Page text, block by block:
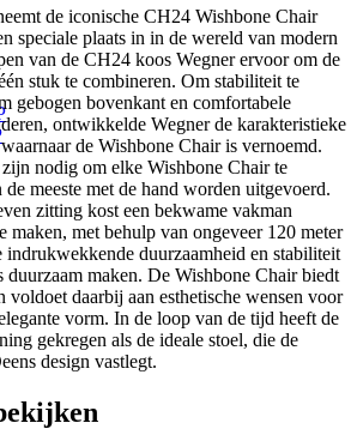
de iconische CH24 Wishbone Chair
speciale plaats in in de wereld van modern
van de CH24 koos Wegner ervoor om de
stuk te combineren. Om stabiliteit te
gebogen bovenkant en comfortabele
ontwikkelde Wegner de karakteristieke
de Wishbone Chair is vernoemd.
nodig om elke Wishbone Chair te
meeste met de hand worden uitgevoerd.
zitting kost een bekwame vakman
maken, met behulp van ongeveer 120 meter
indrukwekkende duurzaamheid en stabiliteit
duurzaam maken. De Wishbone Chair biedt
voldoet daarbij aan esthetische wensen voor
vorm. In de loop van de tijd heeft de
gekregen als de ideale stoel, die de
design vastlegt.